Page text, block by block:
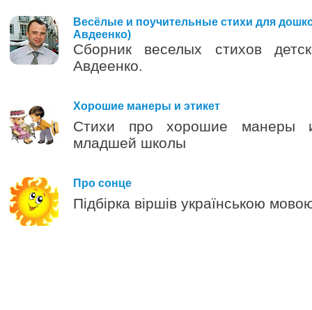
Весёлые и поучительные стихи для
Авдеенко)
Сборник веселых стихов
Авдеенко.
Хорошие манеры и этикет
Стихи про хорошие манеры
младшей школы
Про сонце
Підбірка віршів українською